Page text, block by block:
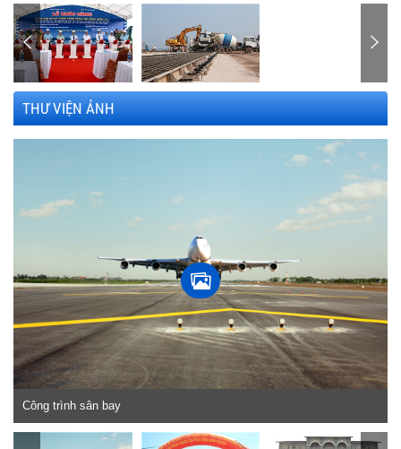
THƯ VIỆN ẢNH
Công trình sân bay